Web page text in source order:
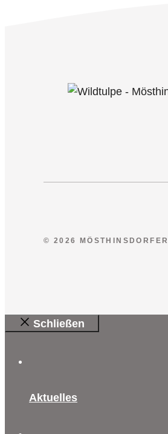
© 2026
Schließen
Aktuelles